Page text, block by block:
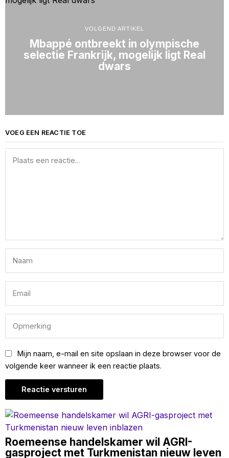
VOLGEND ARTIKEL
Mbappé ontbreekt in olympische
selectie Frankrijk, mogelijk ligt Real
dwars
VOEG EEN REACTIE TOE
Mijn naam, e-mail en site opslaan in deze browser voor de
volgende keer wanneer ik een reactie plaats.
Roemeense handelskamer wil AGRI-
gasproject met Turkmenistan nieuw leven